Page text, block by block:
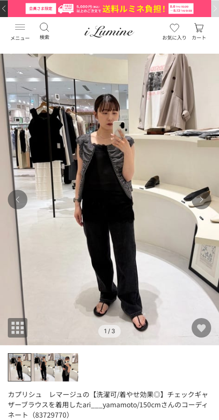
メニュー 検索 お気に入り カート
1 / 3
カプリシュ レマージュの【洗濯可/着やせ効果◎】チェックギャ
ザーブラウスを着用したari___yamamoto/150cmさんのコーディ
ネート（83729770）